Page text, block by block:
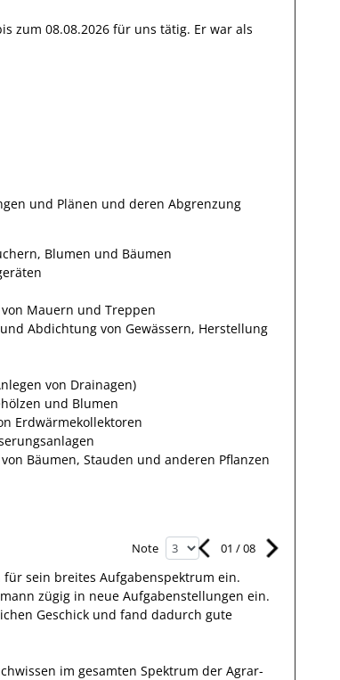
zum 08.08.2026 für uns tätig. Er war als
und Plänen und deren Abgrenzung
Blumen und Bäumen
Mauern und Treppen
Abdichtung von Gewässern, Herstellung
von Drainagen)
und Blumen
Erdwärmekollektoren
Bäumen, Stauden und anderen Pflanzen
Note 01 /08
für sein breites Aufgabenspektrum ein.
zügig in neue Aufgabenstellungen ein.
Geschick und fand dadurch gute
im gesamten Spektrum der Agrar-